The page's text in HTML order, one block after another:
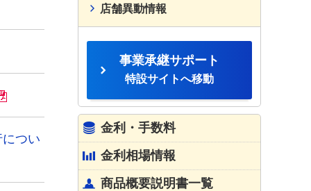
つい
店舗異動情報
事業承継サポート
特設サイトへ移動
金利・手数料
金利相場情報
商品概要説明書一覧